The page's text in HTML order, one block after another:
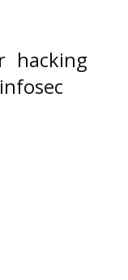
hacking
infosec